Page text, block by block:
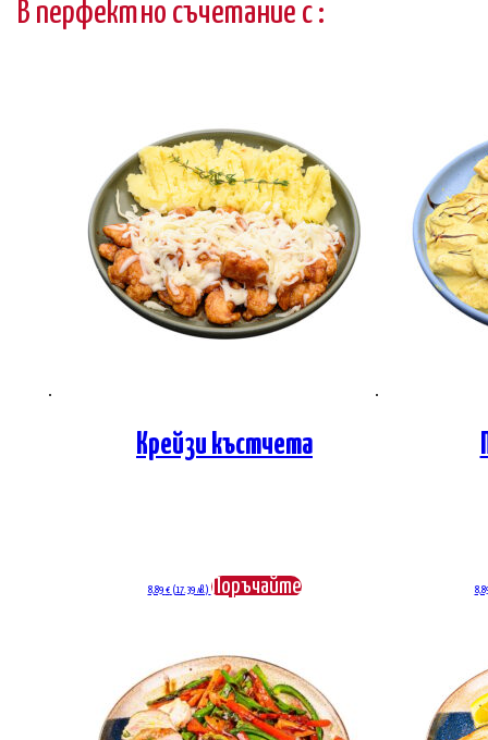
В перфектно съчетание с :
Крейзи къстчета
8,89 € (17.39 лв.) Поръчайте